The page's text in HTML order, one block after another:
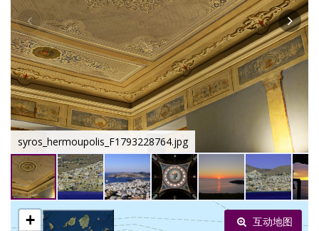
IT
ES
RU
syros_hermoupolis_F1793228764.jpg
+ 互动地图